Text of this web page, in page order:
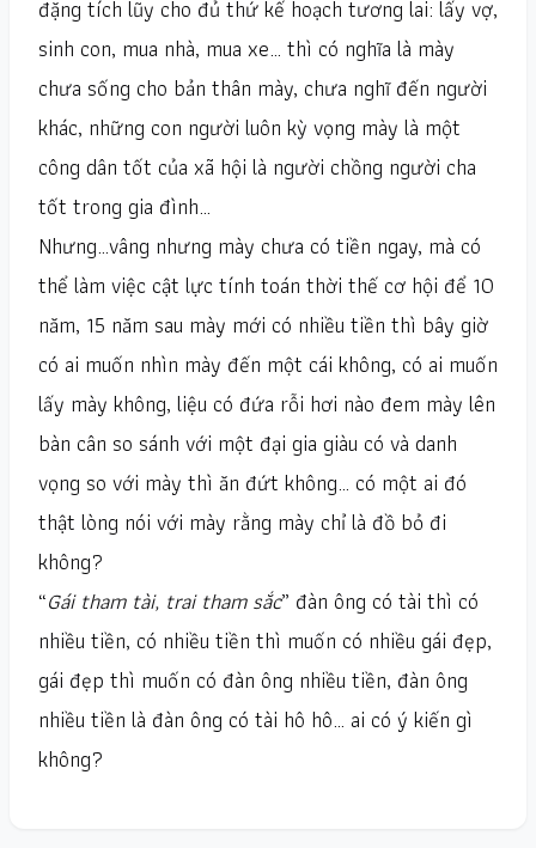
đặng tích lũy cho đủ thứ kế hoạch tương lai: lấy vợ,
sinh con, mua nhà, mua xe… thì có nghĩa là mày
chưa sống cho bản thân mày, chưa nghĩ đến người
khác, những con người luôn kỳ vọng mày là một
công dân tốt của xã hội là người chồng người cha
tốt trong gia đình…
Nhưng…vâng nhưng mày chưa có tiền ngay, mà có
thể làm việc cật lực tính toán thời thế cơ hội để 10
năm, 15 năm sau mày mới có nhiều tiền thì bây giờ
có ai muốn nhìn mày đến một cái không, có ai muốn
lấy mày không, liệu có đứa rỗi hơi nào đem mày lên
bàn cân so sánh với một đại gia giàu có và danh
vọng so với mày thì ăn đứt không… có một ai đó
thật lòng nói với mày rằng mày chỉ là đồ bỏ đi
không?
“Gái tham tài, trai tham sắc” đàn ông có tài thì có
nhiều tiền, có nhiều tiền thì muốn có nhiều gái đẹp,
gái đẹp thì muốn có đàn ông nhiều tiền, đàn ông
nhiều tiền là đàn ông có tài hô hô… ai có ý kiến gì
không?